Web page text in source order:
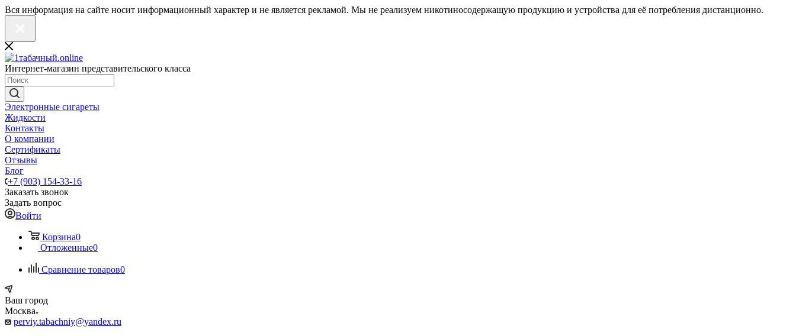
Вся информация на сайте носит информационный характер и не является рекламой. Мы не реализуем никотиносодержащую продукцию и устройства для её потребления дистанционно.
Интернет-магазин представительского класса
Электронные сигареты
Жидкости
Контакты
О компании
Сертификаты
Отзывы
Блог
+7 (903) 154-33-16
Заказать звонок
Задать вопрос
Войти
Корзина0
Отложенные0
Сравнение товаров0
Ваш город
Москва
perviy.tabachniy@yandex.ru